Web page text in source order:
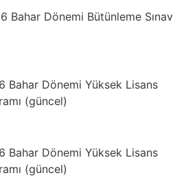
Bahar Dönemi Bütünleme Sınav
Bahar Dönemi Yüksek Lisans
(güncel)
Bahar Dönemi Yüksek Lisans
(güncel)